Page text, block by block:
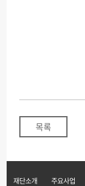
목록
재단소개 주요사업